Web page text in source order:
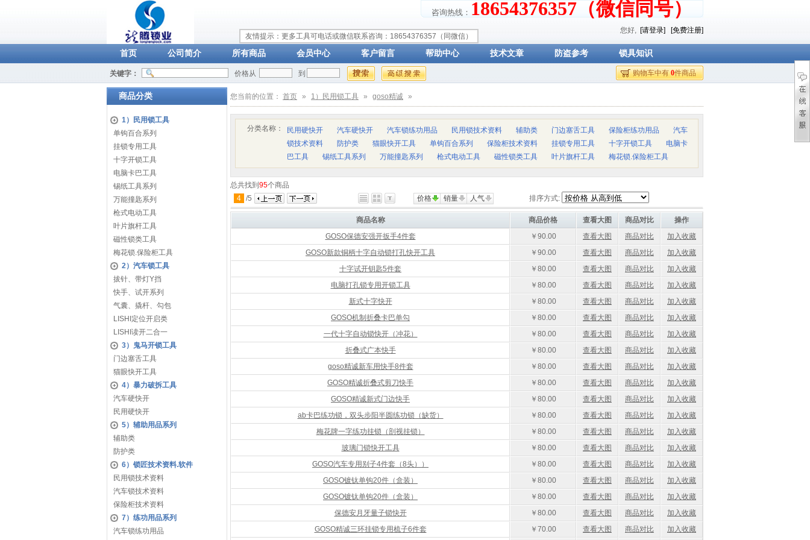
友情提示：更多工具可电话或微信联系咨询：18654376357（同微信）
您好, [请登录] [免费注册]
咨询热线： 18654376357（微信同号）
首页 公司简介 所有商品 会员中心 客户留言 帮助中心 技术文章 防盗参考 锁具知识
购物车中有 0件商品
关键字： 价格从 到
商品分类
1）民用锁工具
单钩百合系列
挂锁专用工具
十字开锁工具
电脑卡巴工具
锡纸工具系列
万能撞匙系列
枪式电动工具
叶片旗杆工具
磁性锁类工具
梅花锁.保险柜工具
2）汽车锁工具
拔针、带灯Y挡
快手、试开系列
气囊、撬杆、勾包
LISHI定位开启类
LISHI读开二合一
3）鬼马开锁工具
门边塞舌工具
猫眼快开工具
4）暴力破拆工具
汽车硬快开
民用硬快开
5）辅助用品系列
辅助类
防护类
6）锁匠技术资料.软件
民用锁技术资料
汽车锁技术资料
保险柜技术资料
7）练功用品系列
汽车锁练功用品
您当前的位置： 首页 » 1）民用锁工具 » goso精诚 »
分类名称： 民用硬快开 汽车硬快开 汽车锁练功用品 民用锁技术资料 辅助类 门边塞舌工具 保险柜练功用品
汽车
锁技术资料
防护类 猫眼快开工具 单钩百合系列 保险柜技术资料 挂锁专用工具 十字开锁工具
电脑卡
巴工具
锡纸工具系列 万能撞匙系列 枪式电动工具 磁性锁类工具 叶片旗杆工具 梅花锁.保险柜工具
总共找到 95个商品
4 /5 价格 销量 人气 排序方式:
商品名称 商品价格 查看大图 商品对比
操作
GOSO保德安强开扳手4件套
￥90.00 查看大图 商品对比
加入收藏
GOSO新款铜柄十字自动锁打孔快开工具
￥90.00 查看大图 商品对比
加入收藏
十字试开钥匙5件套
￥80.00 查看大图 商品对比
加入收藏
电脑打孔锁专用开锁工具
￥80.00 查看大图 商品对比
加入收藏
新式十字快开
￥80.00 查看大图 商品对比
加入收藏
GOSO机制折叠卡巴单勾
￥80.00 查看大图 商品对比
加入收藏
一代十字自动锁快开（冲花）
￥80.00 查看大图 商品对比
加入收藏
折叠式广本快手
￥80.00 查看大图 商品对比
加入收藏
goso精诚新车用快手8件套
￥80.00 查看大图 商品对比
加入收藏
GOSO精诚折叠式剪刀快手
￥80.00 查看大图 商品对比
加入收藏
GOSO精诚新式门边快手
￥80.00 查看大图 商品对比
加入收藏
ab卡巴练功锁，双头步阳半圆练功锁（缺货）
￥80.00 查看大图 商品对比
加入收藏
梅花牌一字练功挂锁（剖视挂锁）
￥80.00 查看大图 商品对比
加入收藏
玻璃门锁快开工具
￥80.00 查看大图 商品对比
加入收藏
GOSO汽车专用别子4件套（8头））
￥80.00 查看大图 商品对比
加入收藏
GOSO镀钛单钩20件（盒装）
￥80.00 查看大图 商品对比
加入收藏
GOSO镀钛单钩20件（盒装）
￥80.00 查看大图 商品对比
加入收藏
保德安月牙量子锁快开
￥80.00 查看大图 商品对比
加入收藏
GOSO精诚三环挂锁专用梳子6件套
￥70.00 查看大图 商品对比 加入收藏